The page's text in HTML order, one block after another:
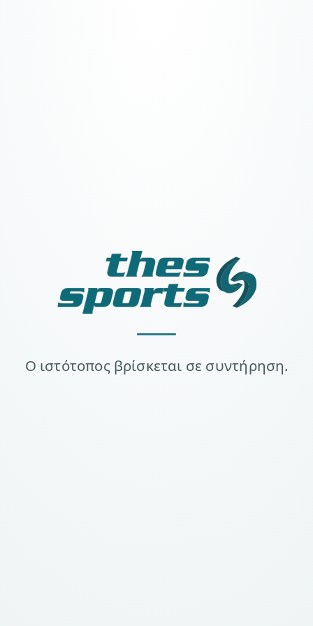
Ο ιστότοπος βρίσκεται σε συντήρηση.